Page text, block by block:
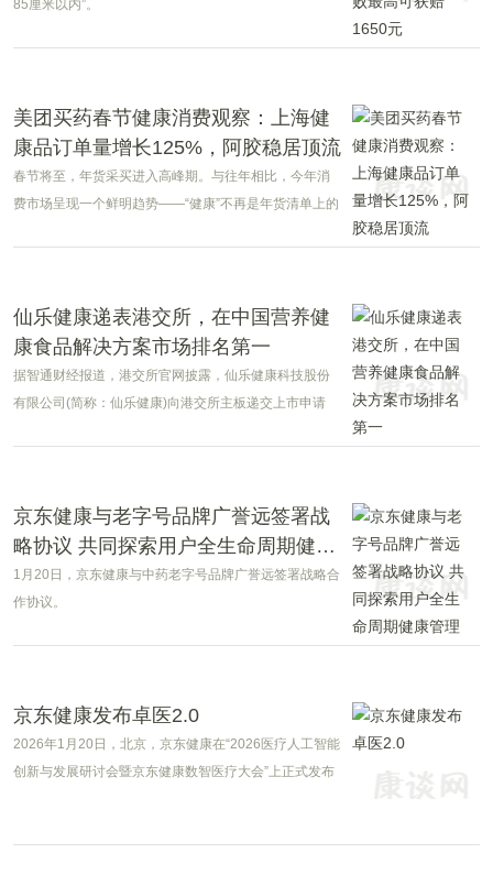
85厘米以内”。
美团买药春节健康消费观察：上海健
康品订单量增长125%，阿胶稳居顶流
春节将至，年货采买进入高峰期。与往年相比，今年消
费市场呈现一个鲜明趋势——“健康”不再是年货清单上的
仙乐健康递表港交所，在中国营养健
康食品解决方案市场排名第一
据智通财经报道，港交所官网披露，仙乐健康科技股份
有限公司(简称：仙乐健康)向港交所主板递交上市申请
京东健康与老字号品牌广誉远签署战
略协议 共同探索用户全生命周期健康
管理
1月20日，京东健康与中药老字号品牌广誉远签署战略合
作协议。
京东健康发布卓医2.0
2026年1月20日，北京，京东健康在“2026医疗人工智能
创新与发展研讨会暨京东健康数智医疗大会”上正式发布